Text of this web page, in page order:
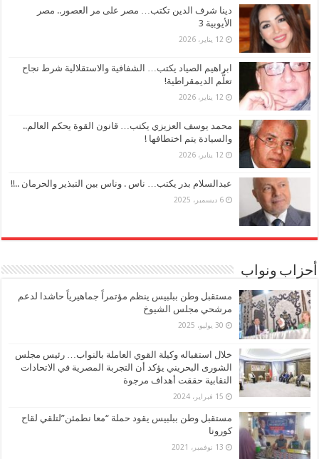
دينا شرف الدين تكتب… مصر على مر العصور.. مصر
الأيوبية 3
12 يناير، 2026
ابراهيم الصياد يكتب… الشفافية والاستقلالية شرط نجاح
تعلُّم الديمقراطية!
12 يناير، 2026
محمد يوسف العزيزي يكتب… قانون القوة يحكم العالم..
والسيادة يتم اختطافها !
12 يناير، 2026
عبدالسلام بدر يكتب… ناس . وناس بين التبذير والحرمان ..!!
6 ديسمبر، 2025
أحزاب ونواب
مستقبل وطن ببلبيس ينظم مؤتمراً جماهيرياً حاشدا لدعم
مرشحي مجلس الشيوخ
30 يوليو، 2025
خلال استقباله وكيلة القوي العاملة بالنواب… رئيس مجلس
الشورى البحريني يؤكد أن التجربة المصرية في الاتحادات
النقابية حققت أهداف مرجوة
15 فبراير، 2024
مستقبل وطن ببلبيس يقود حملة “معا نطمئن”لتلقي لقاح
كورونا
13 نوفمبر، 2021